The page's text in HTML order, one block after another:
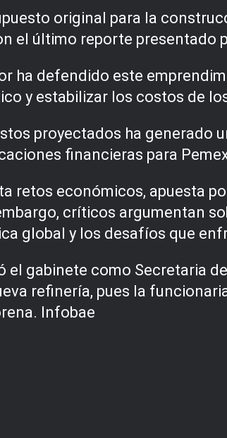
original para la
el último reporte presentado
ha defendido este
y estabilizar los costos de
proyectados ha generado
financieras para
retos económicos, apuesta
críticos argumentan
global y los desafíos que
el gabinete como Secretaria
refinería, pues la
Infobae